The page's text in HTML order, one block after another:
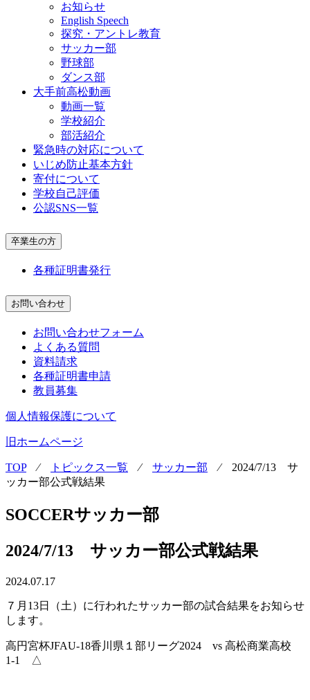
お知らせ
English Speech
探究・アントレ教育
サッカー部
野球部
ダンス部
大手前高松動画
動画一覧
学校紹介
部活紹介
緊急時の対応について
いじめ防止基本方針
寄付について
学校自己評価
公認SNS一覧
卒業生の方
各種証明書発行
お問い合わせ
お問い合わせフォーム
よくある質問
資料請求
各種証明書申請
教員募集
個人情報保護について
旧ホームページ
TOP⁄ トピックス一覧 ⁄ サッカー部 ⁄ 2024/7/13 サ
ッカー部公式戦結果
SOCCERサッカー部
2024/7/13 サッカー部公式戦結果
2024.07.17
７月13日（土）に行われたサッカー部の試合結果をお知らせ
します。
高円宮杯JFAU-18香川県１部リーグ2024 vs 高松商業高校
1-1 △